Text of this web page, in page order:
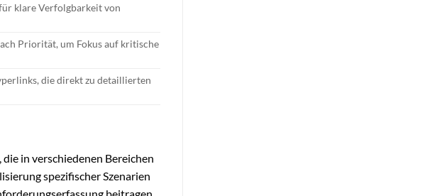
klare Verfolgbarkeit von
Priorität, um Fokus auf kritische
die direkt zu detaillierten
in verschiedenen Bereichen
spezifischer Szenarien